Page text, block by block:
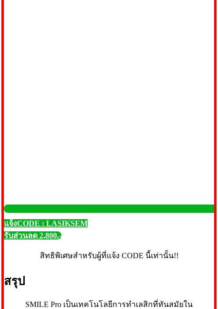
แจ้งCODE : LASIKSEM
รับส่วนลด 2,800.-
สิทธิพิเศษสำหรับผู้ที่แจ้ง CODE นี้เท่านั้น!!
สรุป
SMILE Pro เป็นเทคโนโลยีการทำเลสิกที่ทันสมัยใน